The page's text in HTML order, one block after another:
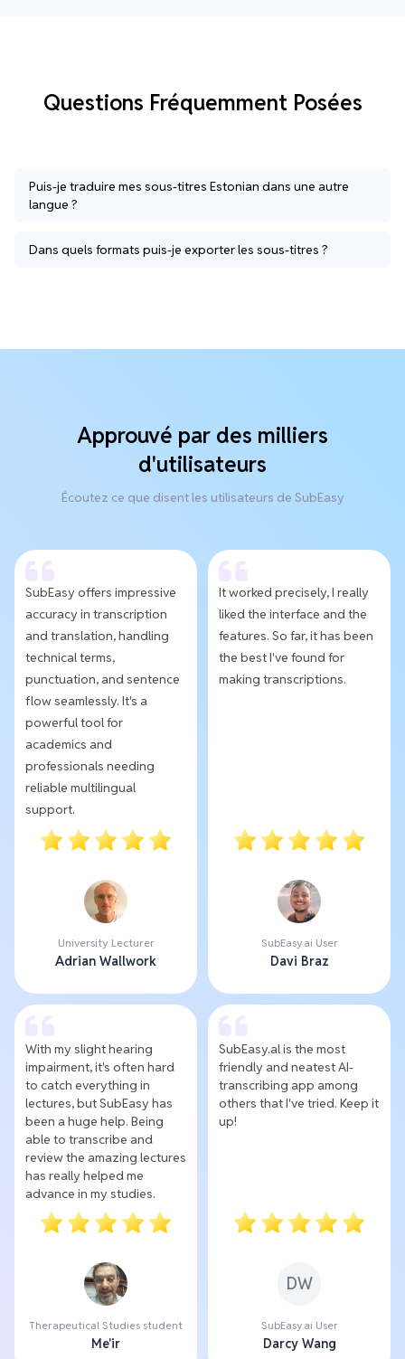
Questions Fréquemment Posées
Puis-je traduire mes sous-titres Estonian dans une autre
langue ?
Dans quels formats puis-je exporter les sous-titres ?
Approuvé par des milliers
d'utilisateurs
Écoutez ce que disent les utilisateurs de SubEasy
SubEasy offers impressive
accuracy in transcription
and translation, handling
technical terms,
punctuation, and sentence
flow seamlessly. It's a
powerful tool for
academics and
professionals needing
reliable multilingual
support.
University Lecturer
Adrian Wallwork
It worked precisely, I really
liked the interface and the
features. So far, it has been
the best I've found for
making transcriptions.
SubEasy.ai User
Davi Braz
With my slight hearing
impairment, it's often hard
to catch everything in
lectures, but SubEasy has
been a huge help. Being
able to transcribe and
review the amazing lectures
has really helped me
advance in my studies.
Therapeutical Studies student
Me'ir
SubEasy.al is the most
friendly and neatest AI-
transcribing app among
others that I've tried. Keep it
up!
DW
SubEasy.ai User
Darcy Wang